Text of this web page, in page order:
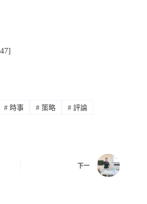
# 時事 # 策略 # 評論
下一